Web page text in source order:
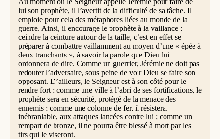
lui son prophète, il l’avertit de la difficulté de sa tâche. Il
emploie pour cela des métaphores liées au monde de la
guerre. Ainsi, il encourage le prophète à la vaillance :
ceindre la ceinture autour de la taille, c’est en effet se
préparer à combattre vaillamment au moyen d’une « épée à
deux tranchants », à savoir la parole que Dieu lui
ordonnera de dire. Comme un guerrier, Jérémie ne doit pas
redouter l’adversaire, sous peine de voir Dieu se faire son
opposant. D’ailleurs, le Seigneur est à son côté pour le
rendre fort : comme une ville à l’abri de ses fortifications, le
prophète sera en sécurité, protégé de la menace des
ennemis ; comme une colonne de fer, il résistera,
inébranlable, aux attaques lancées contre lui ; comme un
rempart de bronze, il ne pourra être blessé à mort par les
tirs qui le viseront.